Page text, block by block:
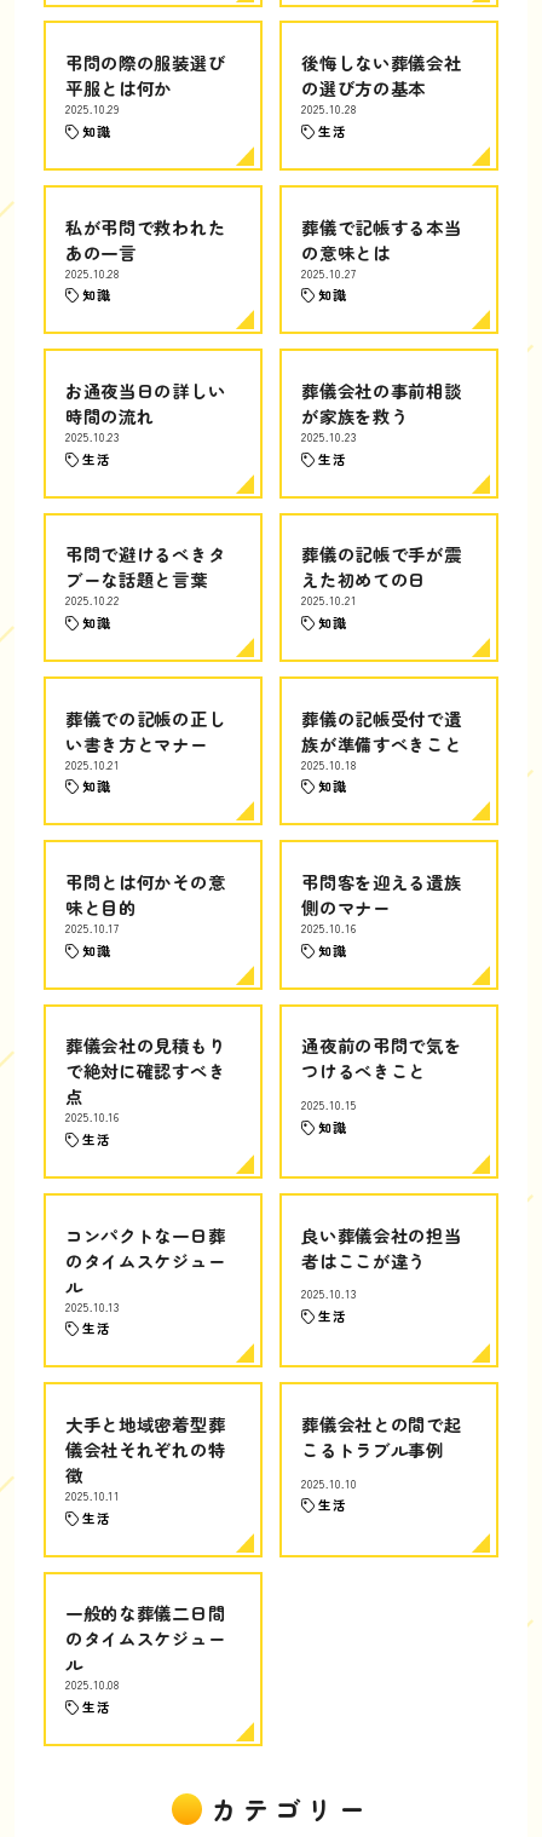
弔問の際の服装選び
平服とは何か
2025.10.29
知識
後悔しない葬儀会社
の選び方の基本
2025.10.28
生活
私が弔問で救われた
あの一言
2025.10.28
知識
葬儀で記帳する本当
の意味とは
2025.10.27
知識
お通夜当日の詳しい
時間の流れ
2025.10.23
生活
葬儀会社の事前相談
が家族を救う
2025.10.23
生活
弔問で避けるべきタ
ブーな話題と言葉
2025.10.22
知識
葬儀の記帳で手が震
えた初めての日
2025.10.21
知識
葬儀での記帳の正し
い書き方とマナー
2025.10.21
知識
葬儀の記帳受付で遺
族が準備すべきこと
2025.10.18
知識
弔問とは何かその意
味と目的
2025.10.17
知識
弔問客を迎える遺族
側のマナー
2025.10.16
知識
葬儀会社の見積もり
で絶対に確認すべき
点
2025.10.16
生活
通夜前の弔問で気を
つけるべきこと
2025.10.15
知識
コンパクトな一日葬
のタイムスケジュー
ル
2025.10.13
生活
良い葬儀会社の担当
者はここが違う
2025.10.13
生活
大手と地域密着型葬
儀会社それぞれの特
徴
2025.10.11
生活
葬儀会社との間で起
こるトラブル事例
2025.10.10
生活
一般的な葬儀二日間
のタイムスケジュー
ル
2025.10.08
生活
カテゴリー